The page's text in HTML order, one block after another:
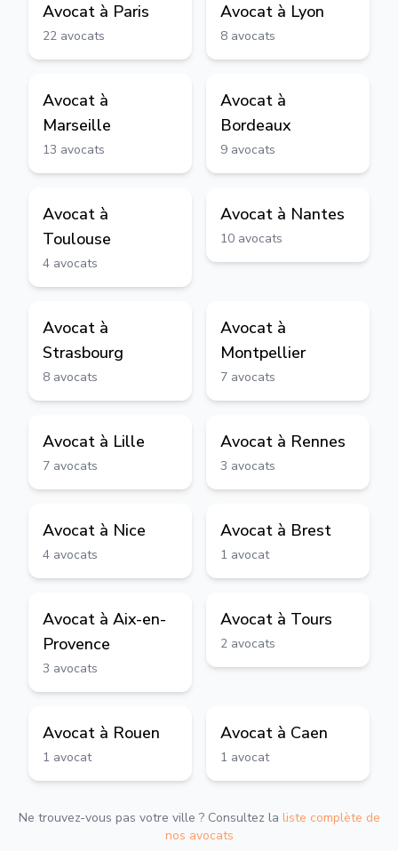
Avocat à Paris
22 avocats
Avocat à Lyon
8 avocats
Avocat à
Marseille
13 avocats
Avocat à
Bordeaux
9 avocats
Avocat à
Toulouse
4 avocats
Avocat à Nantes
10 avocats
Avocat à
Strasbourg
8 avocats
Avocat à
Montpellier
7 avocats
Avocat à Lille
7 avocats
Avocat à Rennes
3 avocats
Avocat à Nice
4 avocats
Avocat à Brest
1 avocat
Avocat à Aix-en-
Provence
3 avocats
Avocat à Tours
2 avocats
Avocat à Rouen
1 avocat
Avocat à Caen
1 avocat
Ne trouvez-vous pas votre ville ? Consultez la liste complète de
nos avocats